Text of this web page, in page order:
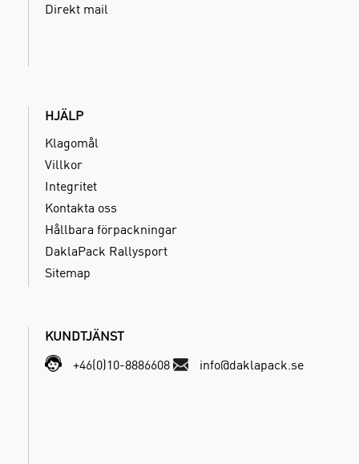
Direkt mail
HJÄLP
Klagomål
Villkor
Integritet
Kontakta oss
Hållbara förpackningar
DaklaPack Rallysport
Sitemap
KUNDTJÄNST
+46(0)10-8886608
info@daklapack.se